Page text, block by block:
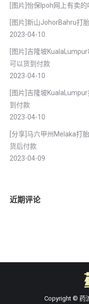
[图片]怡保lpoh网上有卖
[图片]新山JohorBahru打
2023-04-10
[图片]吉隆坡
可以货到付款
2023-04-10
[图片]吉隆坡
到付款
2023-04-10
[分享]马六甲州Melaka打
货后付款
2023-04-09
近期评论
Copyright © 药